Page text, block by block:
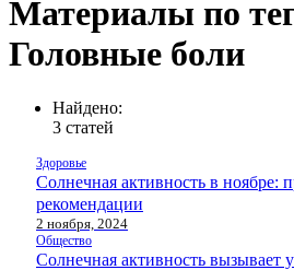
Материалы по
Головные боли
Найдено:
3 статей
Здоровье
Солнечная активность в ноябре:
рекомендации
2 ноября, 2024
Общество
Солнечная активность вызывает